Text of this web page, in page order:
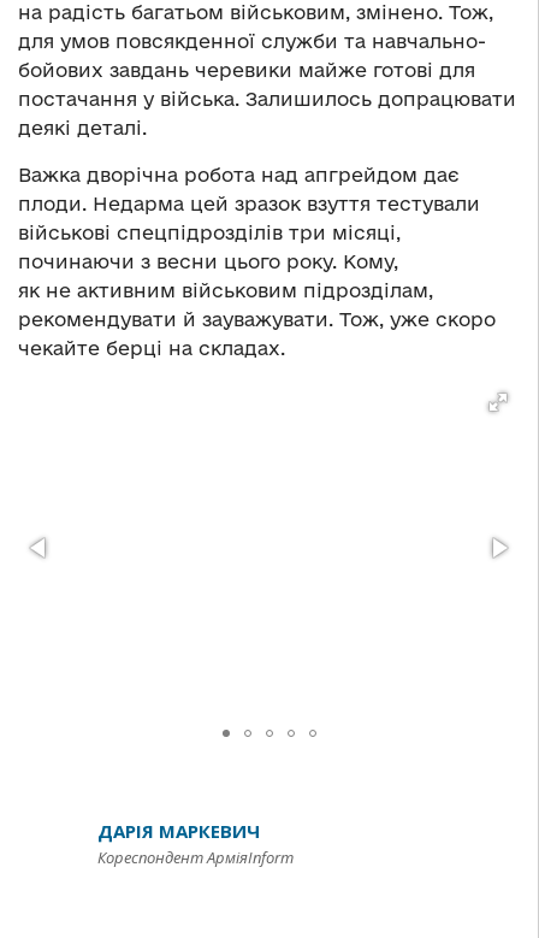
на радість багатьом військовим, змінено. Тож,
для умов повсякденної служби та навчально-
бойових завдань черевики майже готові для
постачання у війська. Залишилось допрацювати
деякі деталі.
Важка дворічна робота над апгрейдом дає
плоди. Недарма цей зразок взуття тестували
військові спецпідрозділів три місяці,
починаючи з весни цього року. Кому,
як не активним військовим підрозділам,
рекомендувати й зауважувати. Тож, уже скоро
чекайте берці на складах.
ДАРІЯ МАРКЕВИЧ
Кореспондент АрміяInform